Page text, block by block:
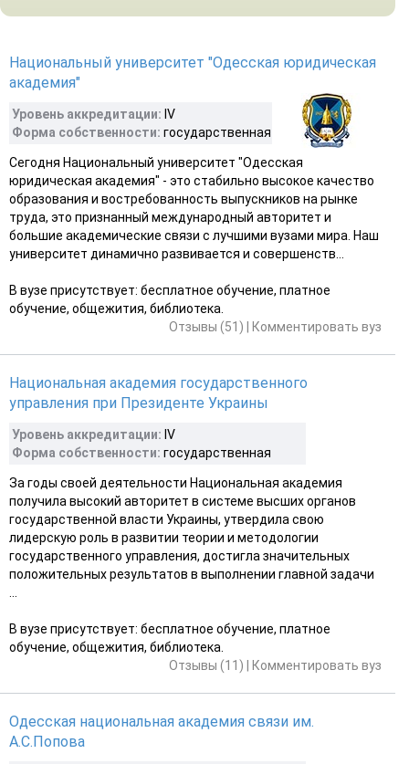
Национальный университет "Одесская юридическая
академия"
Уровень аккредитации: IV
Форма собственности: государственная
Сегодня Национальный университет "Одесская
юридическая академия" - это стабильно высокое качество
образования и востребованность выпускников на рынке
труда, это признанный международный авторитет и
большие академические связи с лучшими вузами мира. Наш
университет динамично развивается и совершенств...
В вузе присутствует: бесплатное обучение, платное
обучение, общежития, библиотека.
Отзывы (51)
Комментировать вуз
Национальная академия государственного
управления при Президенте Украины
Уровень аккредитации: IV
Форма собственности: государственная
За годы своей деятельности Национальная академия
получила высокий авторитет в системе высших органов
государственной власти Украины, утвердила свою
лидерскую роль в развитии теории и методологии
государственного управления, достигла значительных
положительных результатов в выполнении главной задачи
В вузе присутствует: бесплатное обучение, платное
обучение, общежития, библиотека.
Отзывы (11)
Комментировать вуз
Одесская национальная академия связи им.
А.С.Попова